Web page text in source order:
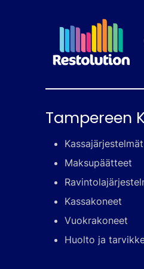
Tampereen
Kassajärjestelmät
Maksupäätteet
Kassakoneet
Vuokrakoneet
Huolto ja